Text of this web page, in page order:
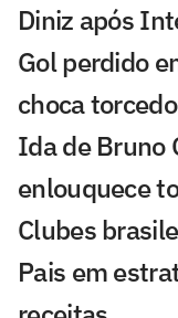
Diniz após
Gol perdido
choca
Ida de Bruno
enlouquece
Clubes
Pais em